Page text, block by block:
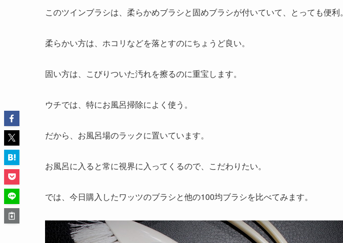
このツインブラシは、柔らかめブラシと固めブラシが付いていて、とっても便利。
柔らかい方は、ホコリなどを落とすのにちょうど良い。
固い方は、こびりついた汚れを擦るのに重宝します。
ウチでは、特にお風呂掃除によく使う。
だから、お風呂場のラックに置いています。
お風呂に入ると常に視界に入ってくるので、こだわりたい。
では、今日購入したワッツのブラシと他の100均ブラシを比べてみます。